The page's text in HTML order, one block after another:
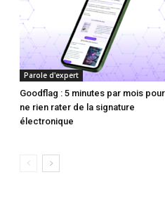
Parole d'expert
Goodflag : 5 minutes par mois pour
ne rien rater de la signature
électronique